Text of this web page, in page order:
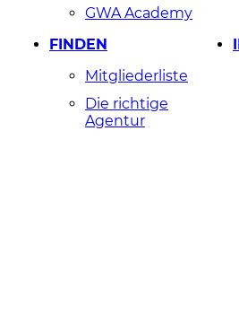
GWA Academy
FINDEN
Mitgliederliste
Die richtige
Agentur